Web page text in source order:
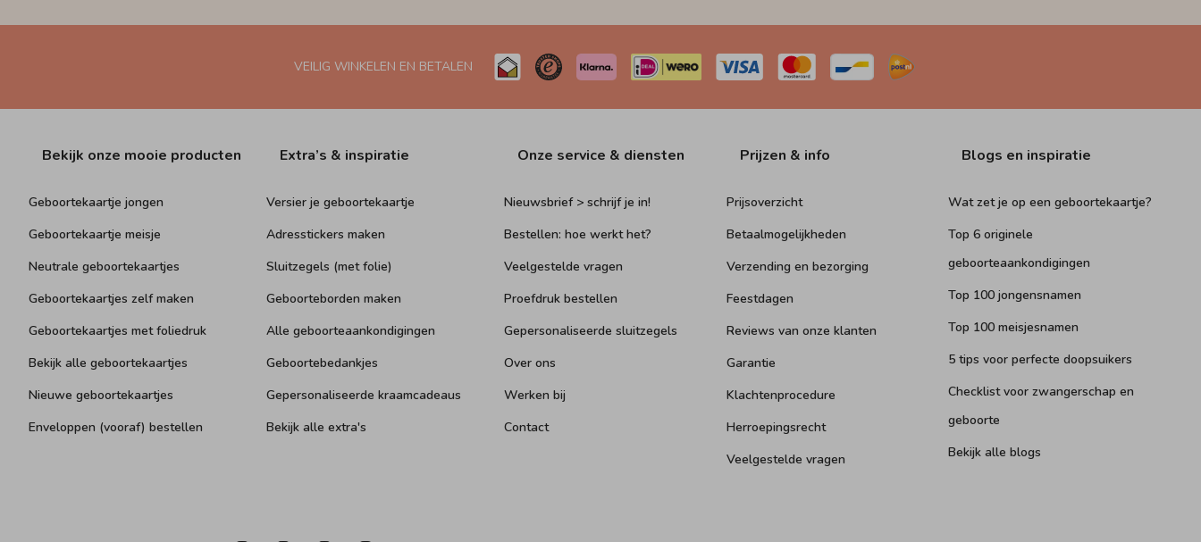
VEILIG WINKELEN EN BETALEN
Bekijk onze mooie producten
Geboortekaartje jongen
Geboortekaartje meisje
Neutrale geboortekaartjes
Geboortekaartjes zelf maken
Geboortekaartjes met foliedruk
Bekijk alle geboortekaartjes
Nieuwe geboortekaartjes
Enveloppen (vooraf) bestellen
Extra’s & inspiratie
Versier je geboortekaartje
Adresstickers maken
Sluitzegels (met folie)
Geboorteborden maken
Alle geboorteaankondigingen
Geboortebedankjes
Gepersonaliseerde kraamcadeaus
Bekijk alle extra's
Onze service & diensten
Nieuwsbrief > schrijf je in!
Bestellen: hoe werkt het?
Veelgestelde vragen
Proefdruk bestellen
Gepersonaliseerde sluitzegels
Over ons
Werken bij
Contact
Prijzen & info
Prijsoverzicht
Betaalmogelijkheden
Verzending en bezorging
Feestdagen
Reviews van onze klanten
Garantie
Klachtenprocedure
Herroepingsrecht
Veelgestelde vragen
Blogs en inspiratie
Wat zet je op een geboortekaartje?
Top 6 originele
geboorteaankondigingen
Top 100 jongensnamen
Top 100 meisjesnamen
5 tips voor perfecte doopsuikers
Checklist voor zwangerschap en
geboorte
Bekijk alle blogs